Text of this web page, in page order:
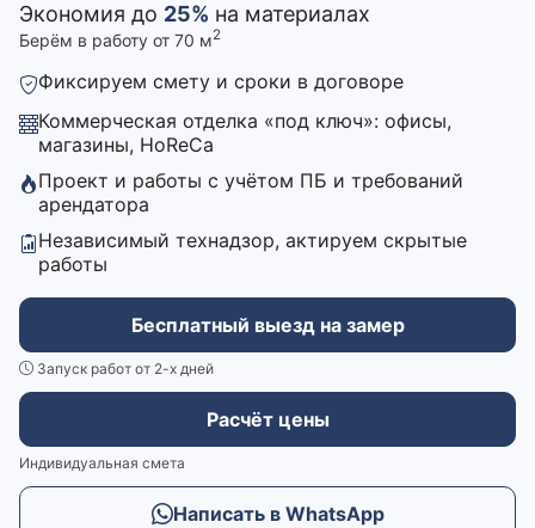
Экономия до 25% на материалах
Берём в работу от 70 м2
Фиксируем смету и сроки в договоре
Коммерческая отделка «под ключ»: офисы,
магазины, HoReCa
Проект и работы с учётом ПБ и требований
арендатора
Независимый технадзор, актируем скрытые
работы
Бесплатный выезд на замер
Запуск работ от 2-х дней
Расчёт цены
Индивидуальная смета
Написать в WhatsApp